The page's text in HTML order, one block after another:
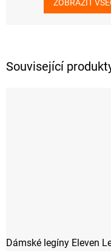
Související
Dámské legíny Eleven
ZOBRAZIT